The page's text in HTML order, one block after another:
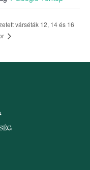
várséták 12, 14 és 16